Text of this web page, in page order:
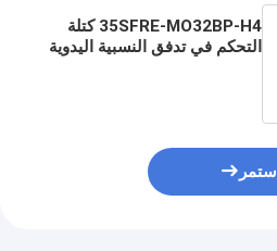
35SFRE-MO32BP-H4 كتلة
التحكم في تدفق النسبية اليدوية
استمر